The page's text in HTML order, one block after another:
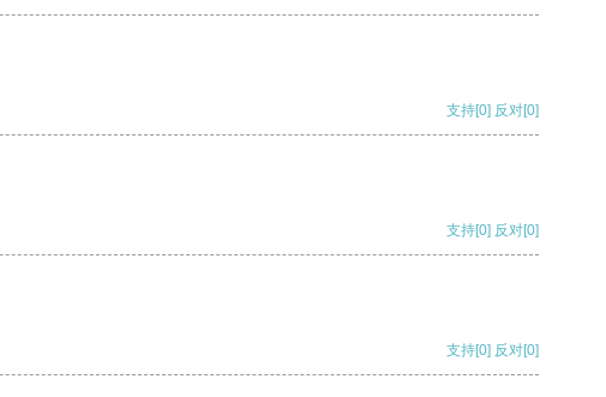
支持[0] 反对[0]
支持[0] 反对[0]
支持[0] 反对[0]